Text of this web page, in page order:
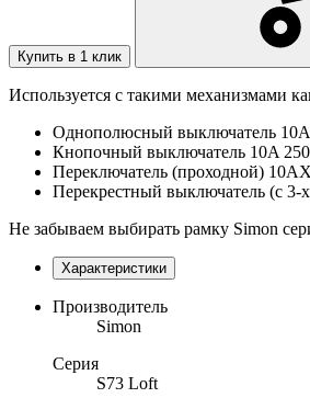
Купить в 1 клик
Используется с такими механизмами
Однополюсный выключатель
Кнопочный выключатель 10A
Переключатель (проходной)
Перекрестный выключатель (с
Не забываем выбирать рамку Simon
Характеристики
Производитель
Simon
Серия
S73 Loft